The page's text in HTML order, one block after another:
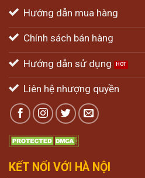
Hướng dẫn mua hàng
Chính sách bán hàng
Hướng dẫn sử dụng
Liên hệ nhượng quyền
KẾT NỐI VỚI HÀ NỘI